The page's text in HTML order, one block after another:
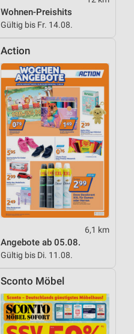
Wohnen-Preishits
Gültig bis Fr. 14.08.
Action
6,1 km
Angebote ab 05.08.
Gültig bis Di. 11.08.
Sconto Möbel